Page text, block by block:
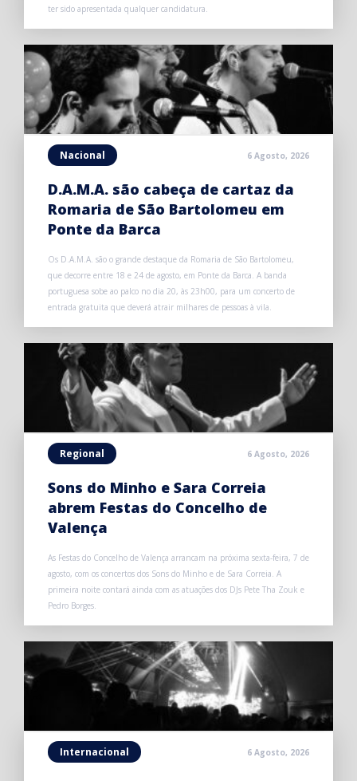
ter sido apresentada qualquer candidatura.
Nacional 6 Agosto, 2026
D.A.M.A. são cabeça de cartaz da
Romaria de São Bartolomeu em
Ponte da Barca
Os D.A.M.A. são o grande destaque da Romaria de São Bartolomeu,
que decorre entre 18 e 24 de agosto, em Ponte da Barca. A banda
portuguesa sobe ao palco no dia 20, às 23h00, para um concerto de
entrada gratuita que deverá atrair milhares de pessoas à vila.
Regional 6 Agosto, 2026
Sons do Minho e Sara Correia
abrem Festas do Concelho de
Valença
As Festas do Concelho de Valença arrancam na próxima sexta-feira, 7 de
agosto, com os concertos dos Sons do Minho e de Sara Correia. A
primeira noite contará ainda com as atuações dos DJs Pete Tha Zouk e
Pedro Borges.
Internacional 6 Agosto, 2026